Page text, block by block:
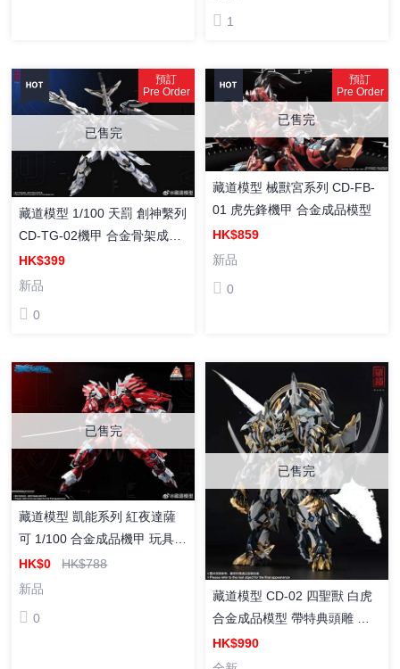
1
預訂
Pre Order
已售完
藏道模型 1/100 天罰 創神繫列
CD-TG-02機甲 合金骨架成品
可動
HK$399
新品
0
預訂
Pre Order
已售完
藏道模型 械獸宮系列 CD-FB-
01 虎先鋒機甲 合金成品模型
HK$859
新品
0
已售完
藏道模型 凱能系列 紅夜達薩
可 1/100 合金成品機甲 玩具
模型
HK$0HK$788
新品
0
已售完
藏道模型 CD-02 四聖獸 白虎
合金成品模型 帶特典頭雕 再
販
HK$990